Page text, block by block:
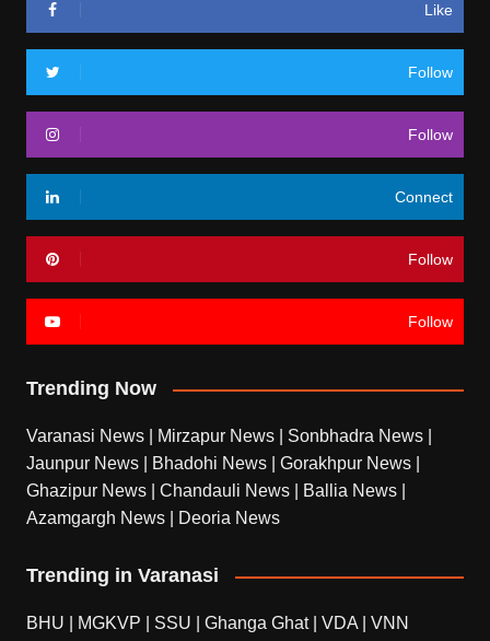
Like
Follow
Follow
Connect
Follow
Follow
Trending Now
Varanasi News Mirzapur News Sonbhadra News
Jaunpur News
Bhadohi News Gorakhpur News
Ghazipur News
Chandauli News Ballia News
Azamgargh News
Deoria News
Trending in Varanasi
BHU MGKVP SSU Ghanga Ghat| VDA VNN